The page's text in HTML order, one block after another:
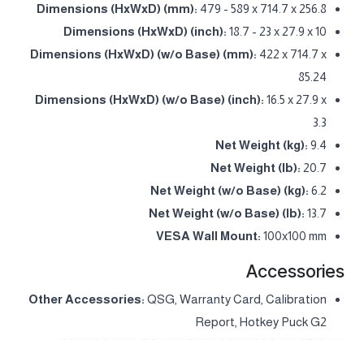
Dimensions (HxWxD) (mm): 479 - 589 x 714.7 x 256.8
Dimensions (HxWxD) (inch): 18.7 - 23 x 27.9 x 10
Dimensions (HxWxD) (w/o Base) (mm): 422 x 714.7 x
85.24
Dimensions (HxWxD) (w/o Base) (inch): 16.5 x 27.9 x
3.3
Net Weight (kg): 9.4
Net Weight (lb): 20.7
Net Weight (w/o Base) (kg): 6.2
Net Weight (w/o Base) (lb): 13.7
VESA Wall Mount: 100x100 mm
Accessories
Other Accessories: QSG, Warranty Card, Calibration
Report, Hotkey Puck G2